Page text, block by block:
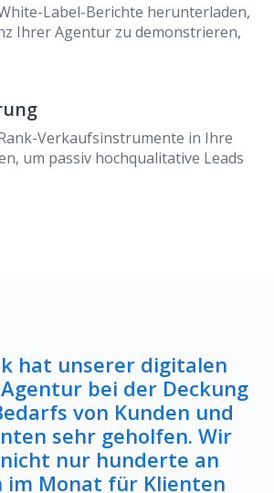
Label-Berichte herunterladen,
Ihrer Agentur zu demonstrieren,
Verkaufsinstrumente in Ihre
um passiv hochqualitative Leads
hat unserer digitalen
bei der Deckung
von Kunden und
sehr geholfen. Wir
nur hunderte an
im Monat für Klienten